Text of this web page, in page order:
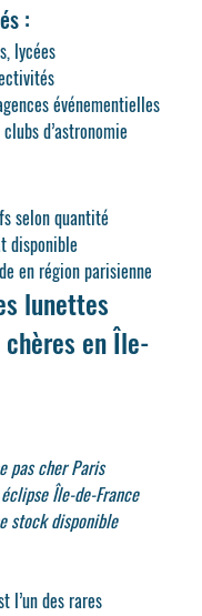
:
lycées
événementielles
d’astronomie
selon quantité
disponible
en région parisienne
lunettes
chères en Île-
pas cher Paris
Île-de-France
stock disponible
l’un des rares